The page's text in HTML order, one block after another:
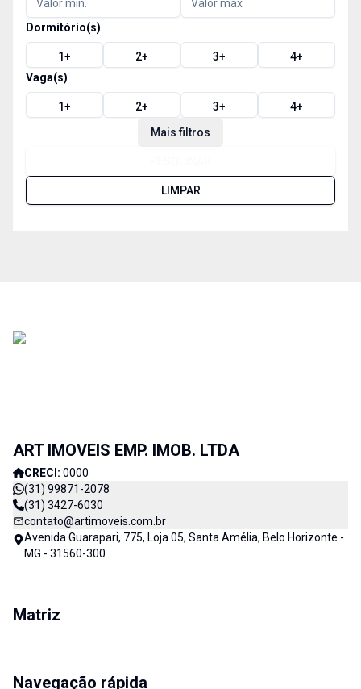
Dormitório(s)
1+ 2+ 3+ 4+
Vaga(s)
1+ 2+ 3+ 4+
Mais filtros
LIMPAR
ART IMOVEIS EMP. IMOB. LTDA
CRECI: 0000
(31) 99871-2078
(31) 3427-6030
contato@artimoveis.com.br
Avenida Guarapari, 775, Loja 05, Santa Amélia, Belo Horizonte -
MG - 31560-300
Matriz
Navegação rápida